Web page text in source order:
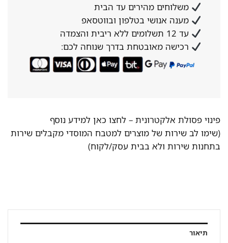
משלוחים מהירים עד הבית
מענה אנושי בטלפון ובווטסאפ
עד 12 תשלומים ללא ריבית והצמדה
רכישה מאובטחת בדרך שנוחה לכם:
פינוי פסולת אלקטרונית –לחצו כאן למידע נוסף
(שימו לב שירות של מוצרים למטבח המוסדי מקבלים שירות
בתחנות שירות ולא בבית עסק/לקוח)
תיאור